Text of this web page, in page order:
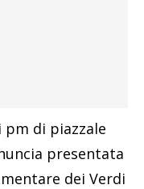
di piazzale
presentata
dei Verdi